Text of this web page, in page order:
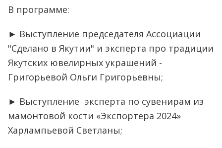
В программе:
► Выступление председателя Ассоциации
"Сделано в Якутии" и эксперта про традиции
Якутских ювелирных украшений -
Григорьевой Ольги Григорьевны;
► Выступление эксперта по сувенирам из
мамонтовой кости «Экспортера 2024»
Харлампьевой Светланы;